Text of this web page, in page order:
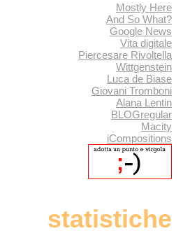
Mostly Here
And So What?
Google News
Vita digitale
Piercesare Rivoltella
Wittgenstein
Luca de Biase
Giovani Tromboni
Alana Lentin
BLOGregular
Macity
iCompositions
statistiche